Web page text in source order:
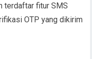
terdaftar fitur SMS
OTP yang dikirim